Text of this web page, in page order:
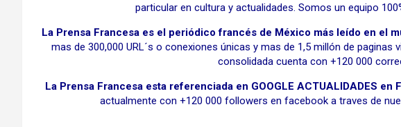
particular en cultura y actualidades. Somos un equipo
La Prensa Francesa es el periódico francés de México más leído en el
mas de 300,000 URL´s o conexiones únicas y mas de 1,5 millón de
consolidada cuenta con +120 000
La Prensa Francesa esta referenciada en GOOGLE ACTUALIDADES en
actualmente con +120 000 followers en facebook a traves de